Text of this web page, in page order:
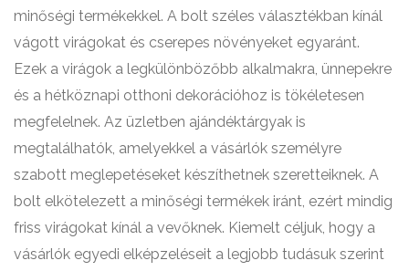
minőségi termékekkel. A bolt széles választékban kínál
vágott virágokat és cserepes növényeket egyaránt.
Ezek a virágok a legkülönbözőbb alkalmakra, ünnepekre
és a hétköznapi otthoni dekorációhoz is tökéletesen
megfelelnek. Az üzletben ajándéktárgyak is
megtalálhatók, amelyekkel a vásárlók személyre
szabott meglepetéseket készíthetnek szeretteiknek. A
bolt elkötelezett a minőségi termékek iránt, ezért mindig
friss virágokat kínál a vevőknek. Kiemelt céljuk, hogy a
vásárlók egyedi elképzeléseit a legjobb tudásuk szerint